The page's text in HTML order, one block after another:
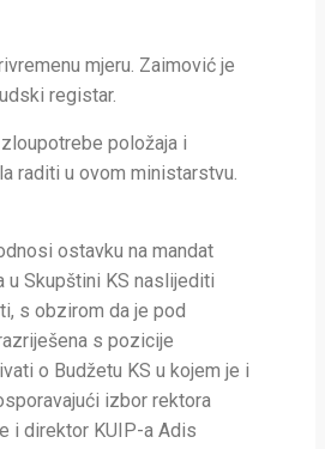
mjeru. Zaimović je
registar.
položaja i
raditi u ovom ministarstvu.
ostavku na mandat
u Skupštini KS naslijediti
s obzirom da je pod
s pozicije
o Budžetu KS u kojem je i
izbor rektora
i direktor KUIP-a Adis